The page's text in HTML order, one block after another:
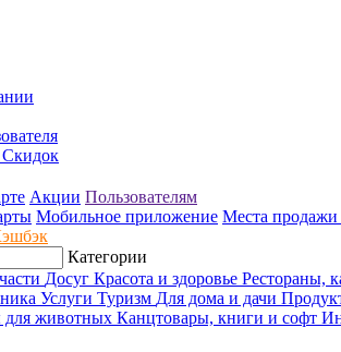
Акции Пользователям
Мобильное приложение Места продажи
Категории
Досуг Красота и здоровье Рестораны,
Услуги Туризм Для дома и дачи
для животных Канцтовары, книги и софт